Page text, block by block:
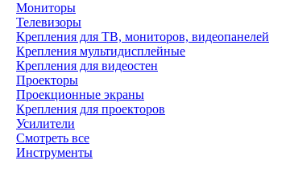
Мониторы
Телевизоры
Крепления для ТВ, мониторов, видеопанелей
Крепления мультидисплейные
Крепления для видеостен
Проекторы
Проекционные экраны
Крепления для проекторов
Усилители
Смотреть все
Инструменты